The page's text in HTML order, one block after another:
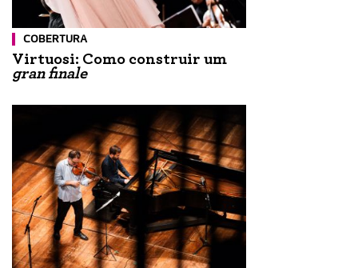
COBERTURA
Virtuosi: Como construir um
gran finale